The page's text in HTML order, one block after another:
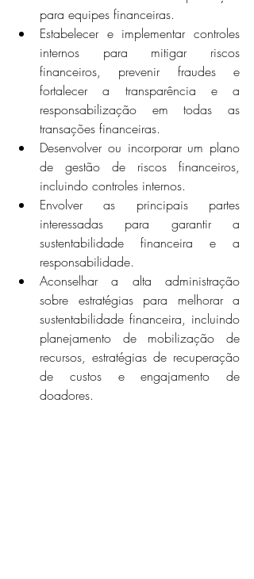
para equipes financeiras.
Estabelecer e implementar controles
internos para mitigar riscos
financeiros, prevenir fraudes e
fortalecer a transparência e a
responsabilização em todas as
transações financeiras.
Desenvolver ou incorporar um plano
de gestão de riscos financeiros,
incluindo controles internos.
Envolver as principais partes
interessadas para garantir a
sustentabilidade financeira e a
responsabilidade.
Aconselhar a alta administração
sobre estratégias para melhorar a
sustentabilidade financeira, incluindo
planejamento de mobilização de
recursos, estratégias de recuperação
de custos e engajamento de
doadores.